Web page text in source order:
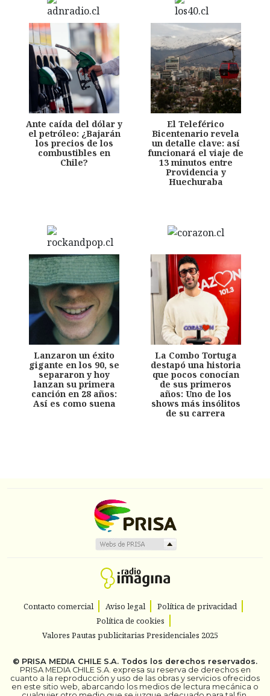
Ante caída del dólar y
el petróleo: ¿Bajarán
los precios de los
combustibles en
Chile?
El Teleférico
Bicentenario revela
un detalle clave: así
funcionará el viaje de
13 minutos entre
Providencia y
Huechuraba
Lanzaron un éxito
gigante en los 90, se
separaron y hoy
lanzan su primera
canción en 28 años:
Así es como suena
La Combo Tortuga
destapó una historia
que pocos conocían
de sus primeros
años: Uno de los
shows más insólitos
de su carrera
Contacto comercial Aviso legal
Política de privacidad
Política de cookies
Valores Pautas publicitarias Presidenciales 2025
© PRISA MEDIA CHILE S.A. Todos los derechos reservados.
PRISA MEDIA CHILE S.A. expresa su reserva de derechos en
cuanto a la reproducción y uso de las obras y servicios ofrecidos
en este sitio web, abarcando los medios de lectura mecánica o